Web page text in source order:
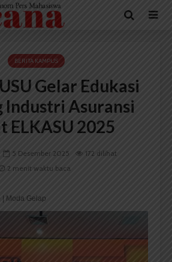
BERITA KAMPUS
Gelar Edukasi
Industri Asuransi
ELKASU 2025
5 Desember 2025
172 dilihat
2 menit waktu baca
| Moda Gelap